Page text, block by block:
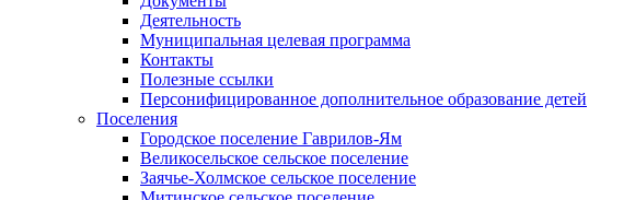
Деятельность
Муниципальная целевая программа
Контакты
Полезные ссылки
Персонифицированное дополнительное образование детей
Поселения
Городское поселение Гаврилов-Ям
Великосельское сельское поселение
Заячье-Холмское сельское поселение